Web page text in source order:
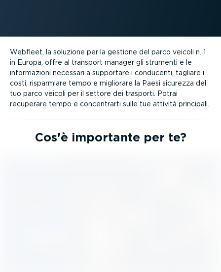
Webfleet, la soluzione per la gestione del parco veicoli n. 1
in Europa, offre al transport manager gli strumenti e le
infor­ma­zioni necessari a supportare i conducenti, tagliare i
costi, risparmiare tempo e migliorare la Paesi sicurezza del
tuo parco veicoli per il settore dei trasporti. Potrai
recuperare tempo e concen­trarti sulle tue attività principali.
Cos'è importante per te?